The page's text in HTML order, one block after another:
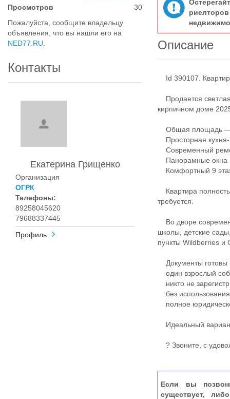
Просмотров
30
Пожалуйста, сообщите владельцу
объявления, что вы нашли его на
NED77.RU
Контакты
Екатерина Грищенко
Организация
ОГРК
Телефоны:
89258045620
79688337445
Профиль
Описание
Id 390107.
Продается
кирпичном доме
Общая площадь —
Просторная кухня-
Современный
Панорамные окна
Комфортный 9
Квартира
требуется.
Во дворе
школы, детские
пункты Wildberries
Документы готовы
один взрослый
никто не
без
полное
Идеальный
? Звоните, с
Если вы
существует,